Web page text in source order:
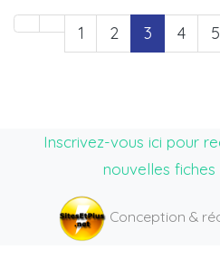
1 2 3 4 5
Inscrivez-vous ici pour
nouvelles
Conception &